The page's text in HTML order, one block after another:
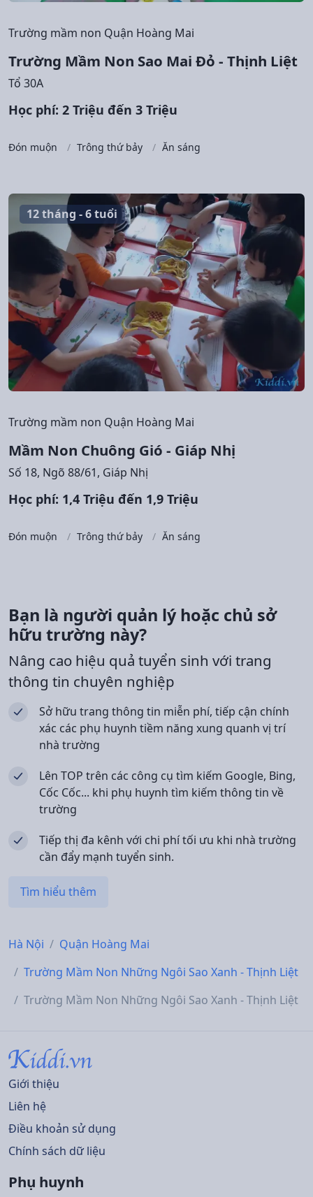
Trường mầm non Quận Hoàng Mai
Trường Mầm Non Sao Mai Đỏ - Thịnh Liệt
Tổ 30A
Học phí: 2 Triệu đến 3 Triệu
Đón muộn Trông thứ bảy Ăn sáng
12 tháng - 6 tuổi
Trường mầm non Quận Hoàng Mai
Mầm Non Chuông Gió - Giáp Nhị
Số 18, Ngõ 88/61, Giáp Nhị
Học phí: 1,4 Triệu đến 1,9 Triệu
Đón muộn Trông thứ bảy Ăn sáng
Bạn là người quản lý hoặc chủ sở
hữu trường này?
Nâng cao hiệu quả tuyển sinh với trang
thông tin chuyên nghiệp
Sở hữu trang thông tin miễn phí, tiếp cận chính
xác các phụ huynh tiềm năng xung quanh vị trí
nhà trường
Lên TOP trên các công cụ tìm kiếm Google, Bing,
Cốc Cốc... khi phụ huynh tìm kiếm thông tin về
trường
Tiếp thị đa kênh với chi phí tối ưu khi nhà trường
cần đẩy mạnh tuyển sinh.
Tìm hiểu thêm
Hà Nội
Quận Hoàng Mai
Trường Mầm Non Những Ngôi Sao Xanh - Thịnh Liệt
Trường Mầm Non Những Ngôi Sao Xanh - Thịnh Liệt
Giới thiệu
Liên hệ
Điều khoản sử dụng
Chính sách dữ liệu
Phụ huynh